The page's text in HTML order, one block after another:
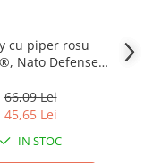
cu piper rosu
Nato Defense,
verde
66,09 Lei
45,65 Lei
IN STOC